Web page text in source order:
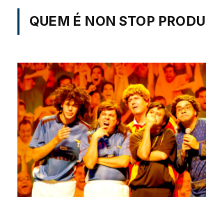
QUEM É NON STOP